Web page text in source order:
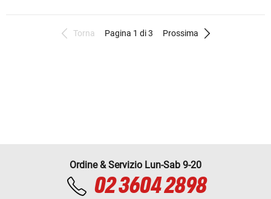
Torna Pagina 1 di 3 Prossima
Ordine & Servizio Lun-Sab 9-20
02 3604 2898